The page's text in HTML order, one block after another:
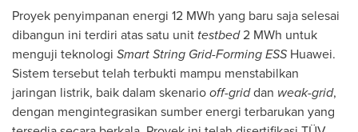
Proyek penyimpanan energi 12 MWh yang baru saja selesai
dibangun ini terdiri atas satu unit testbed2 MWh untuk
menguji teknologi Smart String Grid-FormingESSHuawei.
Sistem tersebut telah terbukti mampu menstabilkan
jaringan listrik, baik dalam skenariooff-griddan weak-grid,
dengan mengintegrasikan sumber energi terbarukan yang